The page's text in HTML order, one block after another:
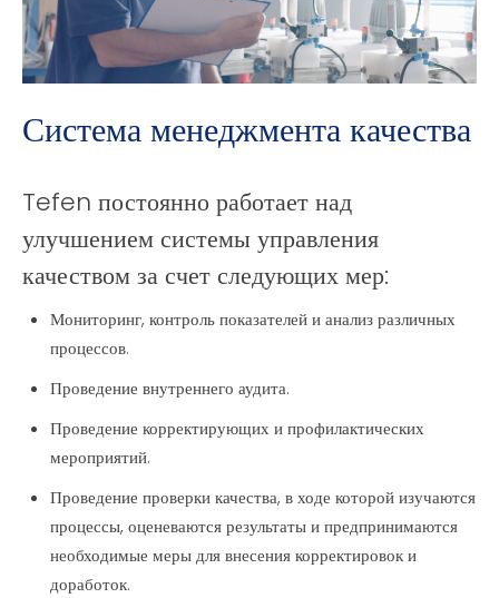
Система менеджмента качества
Tefen постоянно работает над
улучшением системы управления
качеством за счет следующих мер:
Мониторинг, контроль показателей и анализ различных
процессов.
Проведение внутреннего аудита.
Проведение корректирующих и профилактических
мероприятий.
Проведение проверки качества, в ходе которой изучаются
процессы, оценеваются результаты и предпринимаются
необходимые меры для внесения корректировок и
доработок.